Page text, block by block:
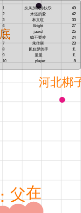
1 扶风加我你快乐
49
2
永远的爱
42
3
林文红
33
4
Bright
27
5
jaexd
25
6
嘘不要吵
24
7
朱佳丽
23
8
抓住梦的手
11
9
童童
11
10
player 8